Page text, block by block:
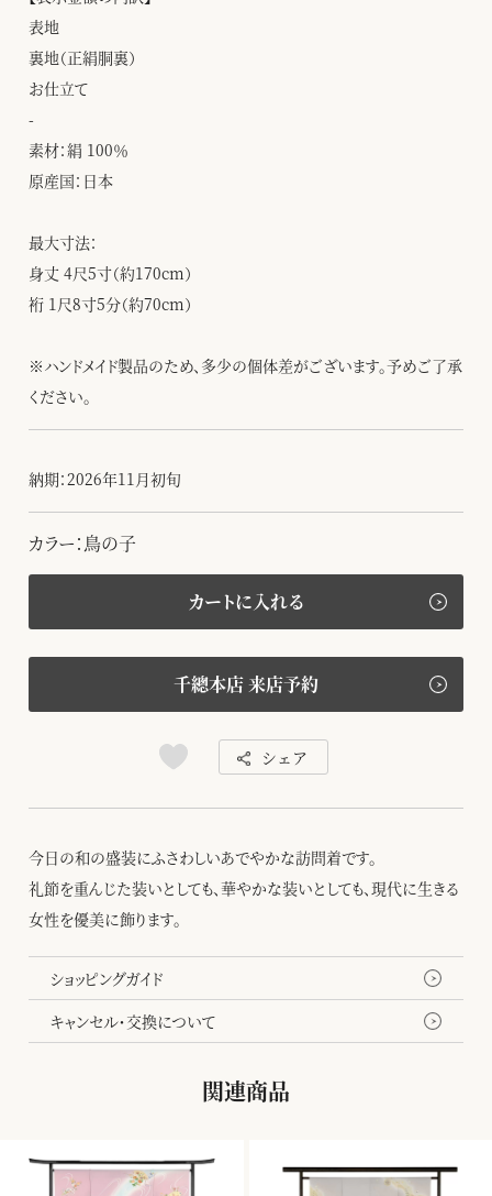
表地
裏地（正絹胴裏）
お仕立て
-
素材：絹 100％
原産国：日本
最大寸法：
身丈 4尺5寸（約170cm）
裄 1尺8寸5分（約70cm）
※ハンドメイド製品のため、多少の個体差がございます。予めご了承
ください。
納期：2026年11月初旬
カラー：鳥の子
カートに入れる
千總本店 来店予約
シェア
今日の和の盛装にふさわしいあでやかな訪問着です。
礼節を重んじた装いとしても、華やかな装いとしても、現代に生きる
女性を優美に飾ります。
ショッピングガイド
キャンセル・交換について
関連商品